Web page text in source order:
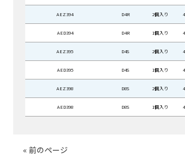
AEZ394 D4R 2個入り
AED394 D4R 1個入り
AEZ395 D4S 2個入り
AED395 D4S 1個入り
AEZ398 D8S 2個入り
AED398 D8S 1個入り
« 前のページ